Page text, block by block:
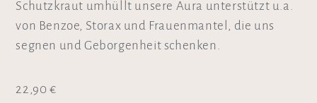
Schutzkraut umhüllt unsere Aura unterstützt u.a.
von Benzoe, Storax und Frauenmantel, die uns
segnen und Geborgenheit schenken.
22,90 €